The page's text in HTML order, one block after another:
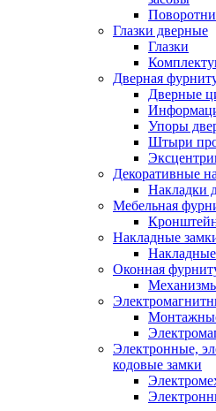
Глазки дверные
Глазки
Дверная
Дверные
Упоры
Штыри
Декоративные
Накладки
Мебельная
Накладные
Оконная
Электронные,
кодовые замки